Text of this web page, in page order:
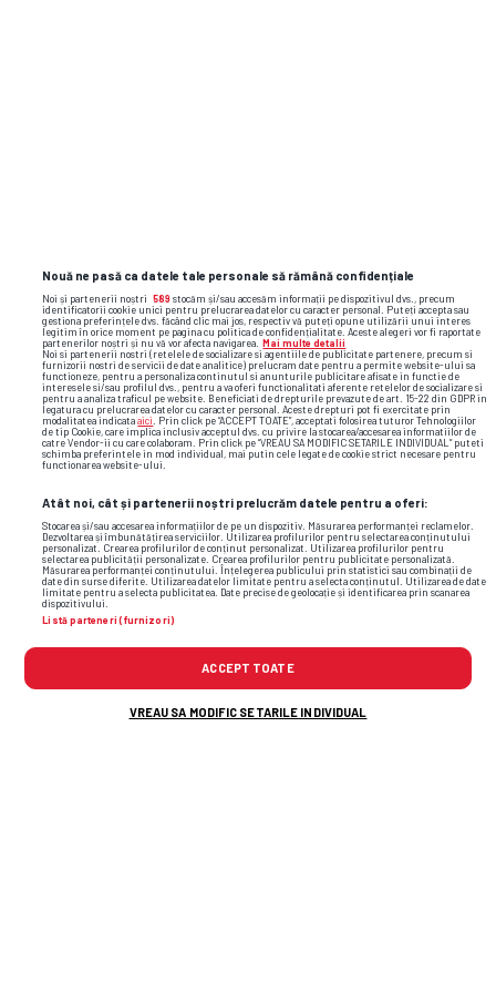
Foto23/49
Nouă ne pasă ca datele tale personale să rămână confidențiale
Noi și partenerii noștri 589 stocăm și/sau accesăm informații pe dispozitivul dvs., precum
identificatorii cookie unici pentru prelucrarea datelor cu caracter personal. Puteți accepta sau
gestiona preferințele dvs. făcând clic mai jos, respectiv vă puteți opune utilizării unui interes
legitim în orice moment pe pagina cu politica de confidențialitate. Aceste alegeri vor fi raportate
partenerilor noștri și nu vă vor afecta navigarea. Mai multe detalii
Noi si partenerii nostri (retelele de socializare si agentiile de publicitate partenere, precum si
furnizorii nostri de servicii de date analitice) prelucram date pentru a permite website-ului sa
functioneze, pentru a personaliza continutul si anunturile publicitare afisate in functie de
interesele si/sau profilul dvs., pentru a va oferi functionalitati aferente retelelor de socializare si
pentru a analiza traficul pe website. Beneficiati de drepturile prevazute de art. 15-22 din GDPR in
legatura cu prelucrarea datelor cu caracter personal. Aceste drepturi pot fi exercitate prin
modalitatea indicataaici
. Prin click pe “ACCEPT TOATE”, acceptati folosirea tuturor Tehnologiilor
de tip Cookie, care implica inclusiv acceptul dvs. cu privire la stocarea/accesarea informatiilor de
catre Vendor-ii cu care colaboram. Prin click pe “VREAU SA MODIFIC SETARILE INDIVIDUAL” puteti
schimba preferintele in mod individual, mai putin cele legate de cookie strict necesare pentru
functionarea website-ului.
Atât noi, cât și partenerii noștri prelucrăm datele pentru a oferi:
Stocarea și/sau accesarea informațiilor de pe un dispozitiv. Măsurarea performanței reclamelor.
Dezvoltarea și îmbunătățirea serviciilor. Utilizarea profilurilor pentru selectarea conținutului
personalizat. Crearea profilurilor de conținut personalizat. Utilizarea profilurilor pentru
selectarea publicității personalizate. Crearea profilurilor pentru publicitate personalizată.
Măsurarea performanței conținutului. Înțelegerea publicului prin statistici sau combinații de
date din surse diferite. Utilizarea datelor limitate pentru a selecta conținutul. Utilizarea de date
limitate pentru a selecta publicitatea. Date precise de geolocație și identificarea prin scanarea
dispozitivului.
Listă parteneri (furnizori)
ACCEPT TOATE
VREAU SA MODIFIC SETARILE INDIVIDUAL